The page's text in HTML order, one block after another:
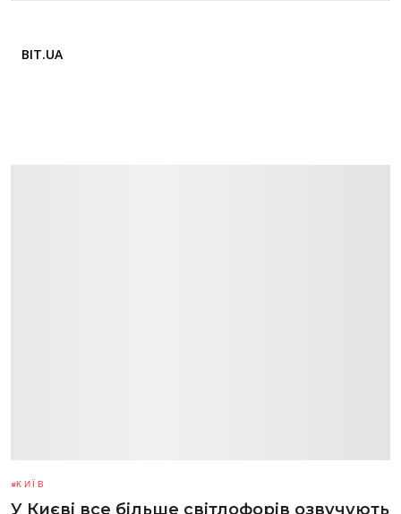
BIT.UA
КИЇВ
У Києві все більше світлофорів озвучують